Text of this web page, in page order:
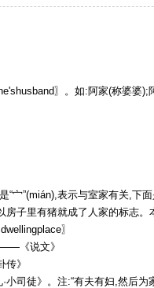
〗。如:阿家(称婆婆);
“宀”(mián),表示与室家有关,下
房子里有猪就成了人家的标志。
〗
《说文》
》
司徒》。注:“有夫有妇,然后为